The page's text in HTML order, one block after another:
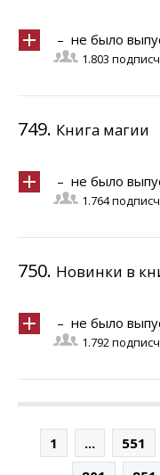
– не было
1.803
749. Книга магии
– не было
1.764
750. Новинки в
– не было
1.792
1 ... 551